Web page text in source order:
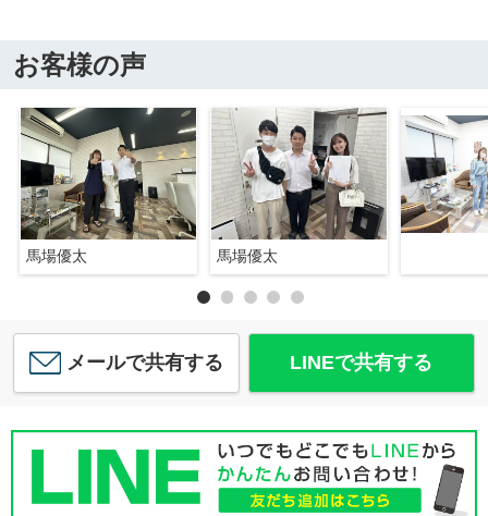
お客様の声
馬場優太 馬場優太
メールで共有する LINEで共有する